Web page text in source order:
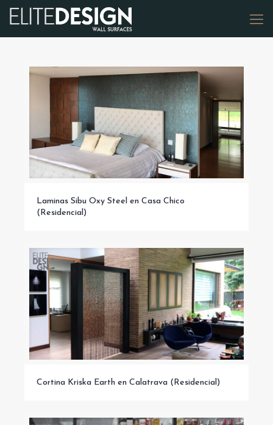
Laminas Sibu Oxy Steel en Casa Chico (Residencial)
Laminas Sibu Oxy Steel en Casa Chico
(Residencial)
Cortina Kriska Earth en Calatrava (Residencial)
Cortina Kriska Earth en Calatrava (Residencial)